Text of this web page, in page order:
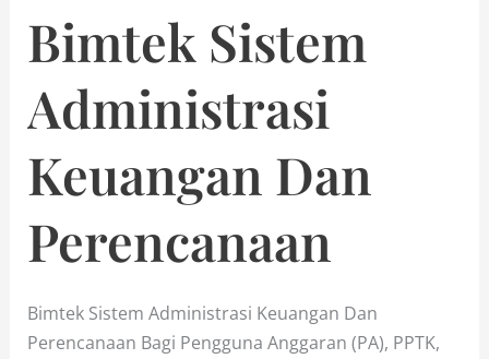
Bimtek Sistem
Administrasi
Keuangan Dan
Perencanaan
Bimtek Sistem Administrasi Keuangan Dan
Perencanaan Bagi Pengguna Anggaran (PA), PPTK,